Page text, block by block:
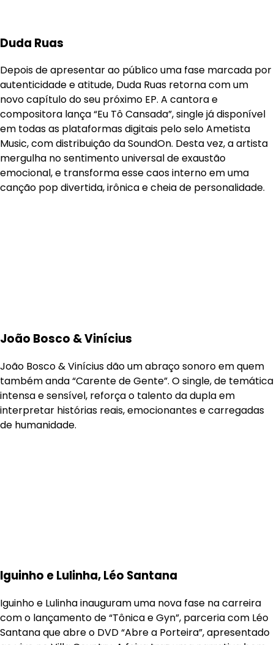
Duda Ruas
Depois de apresentar ao público uma fase marcada por
autenticidade e atitude, Duda Ruas retorna com um
novo capítulo do seu próximo EP. A cantora e
compositora lança “Eu Tô Cansada”, single já disponível
em todas as plataformas digitais pelo selo Ametista
Music, com distribuição da SoundOn. Desta vez, a artista
mergulha no sentimento universal de exaustão
emocional, e transforma esse caos interno em uma
canção pop divertida, irônica e cheia de personalidade.
João Bosco & Vinícius
João Bosco & Vinícius dão um abraço sonoro em quem
também anda “Carente de Gente”. O single, de temática
intensa e sensível, reforça o talento da dupla em
interpretar histórias reais, emocionantes e carregadas
de humanidade.
Iguinho e Lulinha, Léo Santana
Iguinho e Lulinha inauguram uma nova fase na carreira
com o lançamento de “Tônica e Gyn”, parceria com Léo
Santana que abre o DVD “Abre a Porteira”, apresentado